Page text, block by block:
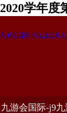
2020学年度
九游会国际-j9九游会真
九游会国际-j9九